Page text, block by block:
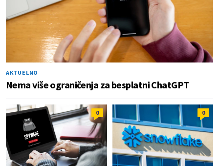
AKTUELNO
Nema više ograničenja za besplatni ChatGPT
0 0